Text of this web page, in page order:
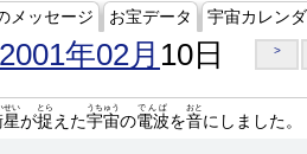
メッセージ お宝データ 宇宙カレン
2001年02月 10日 >
せい
が捉
とら
えた宇宙
うちゅう
の電波
でんぱ
を音
おと
にしました。